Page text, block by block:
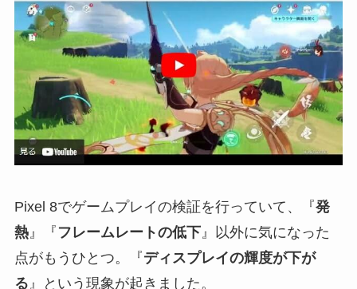
Pixel 8でゲームプレイの検証を行っていて、『発
熱』『 フレームレートの低下』以外に気になった
点がもうひとつ。『ディスプレイの輝度が下が
る 』という現象が起きました。